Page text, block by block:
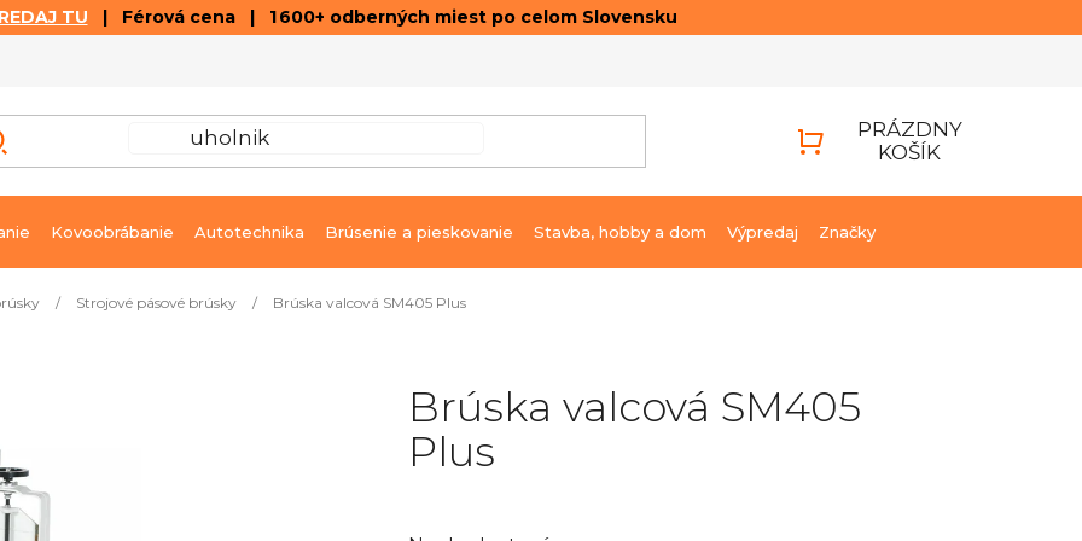
TU | Férová cena | 1 600+ odberných miest po celom Slovensku
KOŠÍK
PRÁZDNY
KOŠÍK
Kovoobrábanie Autotechnika Brúsenie a pieskovanie Stavba, hobby a dom Výpredaj Značky
/ Strojové pásové brúsky / Brúska valcová SM405 Plus
Brúska valcová SM405
Plus